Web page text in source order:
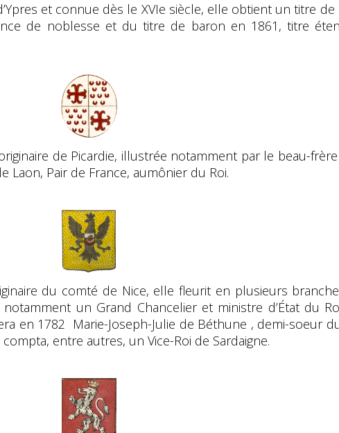
et connue dès le XVIe siècle, elle obtient un titre
de noblesse et du titre de baron en 1861, titre
de Picardie, illustrée notamment par le beau-
Laon, Pair de France, aumônier du Roi.
du comté de Nice, elle fleurit en plusieurs
un Grand Chancelier et ministre d’État du
en 1782 Marie-Joseph-Julie de Béthune , demi-soeur
entre autres, un Vice-Roi de Sardaigne.